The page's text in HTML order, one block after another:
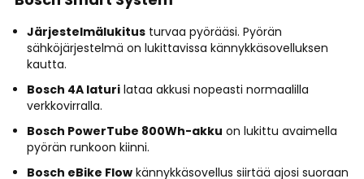
Järjestelmälukitus turvaa pyörääsi. Pyörän
sähköjärjestelmä on lukittavissa kännykkäsovelluksen
kautta.
Bosch 4A laturi lataa akkusi nopeasti normaalilla
verkkovirralla.
Bosch PowerTube 800Wh-akku on lukittu avaimella
pyörän runkoon kiinni.
Bosch eBike Flow kännykkäsovellus siirtää ajosi suoraan